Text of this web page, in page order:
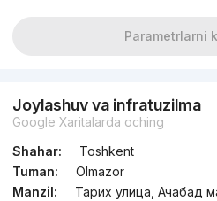
Parametrlarni
Joylashuv va infratuzilma
Google Xaritalarda oching
Shahar:
Toshkent
Tuman:
Olmazor
Manzil:
Тарих улица, Ачабад